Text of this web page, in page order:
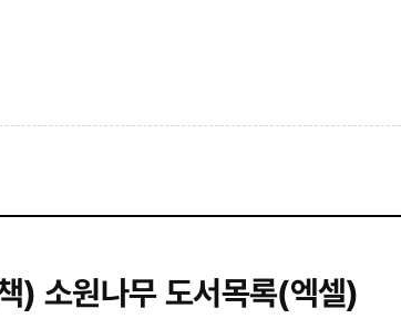
) 소원나무 도서목록(엑셀)